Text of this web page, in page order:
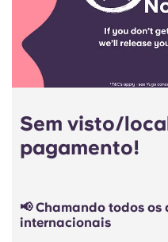
Sem visto/
pagamento!
📢 Chamando todos
internacionais